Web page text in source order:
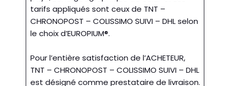
tarifs appliqués sont ceux de TNT –
CHRONOPOST – COLISSIMO SUIVI – DHL selon
le choix d’EUROPIUM®.
Pour l’entière satisfaction de l’ACHETEUR,
TNT – CHRONOPOST – COLISSIMO SUIVI – DHL
est désigné comme prestataire de livraison.